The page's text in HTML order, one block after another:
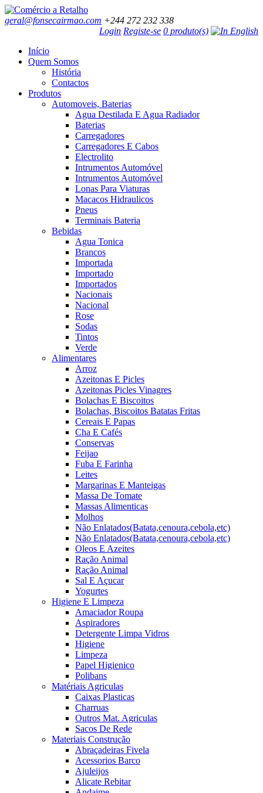
geral@fonsecairmao.com +244 272 232 338
Login Registe-se 0 produto(s)
Início
Quem Somos
História
Contactos
Produtos
Automoveis, Baterias
Agua Destilada E Agua Radiador
Baterias
Carregadores
Carregadores E Cabos
Electrolito
Intrumentos Automóvel
Intrumentos Automóvel
Lonas Para Viaturas
Macacos Hidraulicos
Pneus
Terminais Bateria
Bebidas
Agua Tonica
Brancos
Importada
Importado
Importados
Nacionais
Nacional
Rose
Sodas
Tintos
Verde
Alimentares
Arroz
Azeitonas E Picles
Azeitonas Picles Vinagres
Bolachas E Biscoitos
Bolachas, Biscoitos Batatas Fritas
Cereais E Papas
Cha E Cafés
Conservas
Feijao
Fuba E Farinha
Leites
Margarinas E Manteigas
Massa De Tomate
Massas Alimenticas
Molhos
Não Enlatados(Batata,cenoura,cebola,etc)
Não Enlatados(Batata,cenoura,cebola,etc)
Oleos E Azeites
Ração Animal
Ração Animal
Sal E Açucar
Yogurtes
Higiene E Limpeza
Amaciador Roupa
Aspiradores
Detergente Limpa Vidros
Higiene
Limpeza
Papel Higienico
Polibans
Matériais Agriculas
Caixas Plasticas
Charruas
Outros Mat. Agriculas
Sacos De Rede
Materiais Construção
Abraçadeiras Fivela
Acessorios Barco
Ajuleijos
Alicate Rebitar